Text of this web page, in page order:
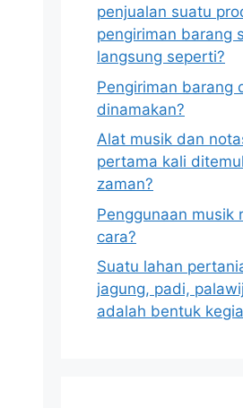
penjualan suatu
pengiriman barang
langsung seperti?
Pengiriman barang
dinamakan?
Alat musik dan
pertama kali
zaman?
Penggunaan musik
cara?
Suatu lahan
jagung, padi,
adalah bentuk